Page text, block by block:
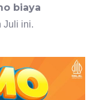
biaya
Juli ini.